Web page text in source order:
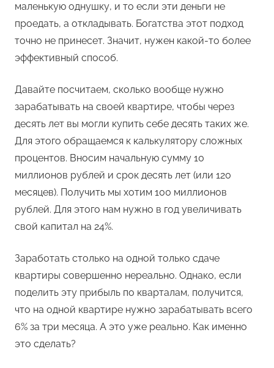
маленькую однушку, и то если эти деньги не
проедать, а откладывать. Богатства этот подход
точно не принесет. Значит, нужен какой-то более
эффективный способ.
Давайте посчитаем, сколько вообще нужно
зарабатывать на своей квартире, чтобы через
десять лет вы могли купить себе десять таких же.
Для этого обращаемся к калькулятору сложных
процентов. Вносим начальную сумму 10
миллионов рублей и срок десять лет (или 120
месяцев). Получить мы хотим 100 миллионов
рублей. Для этого нам нужно в год увеличивать
свой капитал на 24%.
Заработать столько на одной только сдаче
квартиры совершенно нереально. Однако, если
поделить эту прибыль по кварталам, получится,
что на одной квартире нужно зарабатывать всего
6% за три месяца. А это уже реально. Как именно
это сделать?